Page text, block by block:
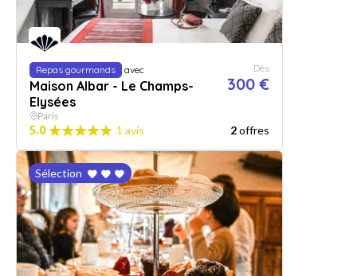
Repas gourmands avec
Maison Albar - Le Champs-
Elysées
Dès
300 €
Paris
5.0 1 avis 2offres
Sélection